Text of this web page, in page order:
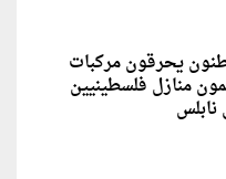
يحرقون مركبات
منازل فلسطينيين